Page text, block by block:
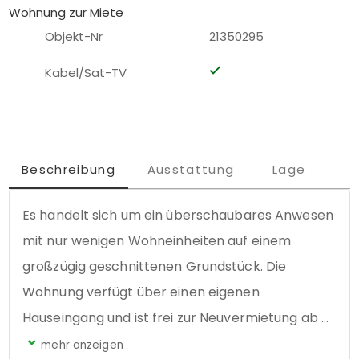
Wohnung zur Miete
Objekt-Nr
21350295
Kabel/Sat-TV
Beschreibung Ausstattung Lage
Es handelt sich um ein überschaubares Anwesen
mit nur wenigen Wohneinheiten auf einem
großzügig geschnittenen Grundstück. Die
Wohnung verfügt über einen eigenen
Hauseingang und ist frei zur Neuvermietung ab
dem 01.11.2019. In beiden Zimmern ist